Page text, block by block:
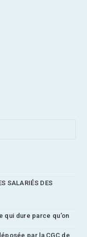
SALARIÉS DES
qui dure parce qu’on
par la CGC de